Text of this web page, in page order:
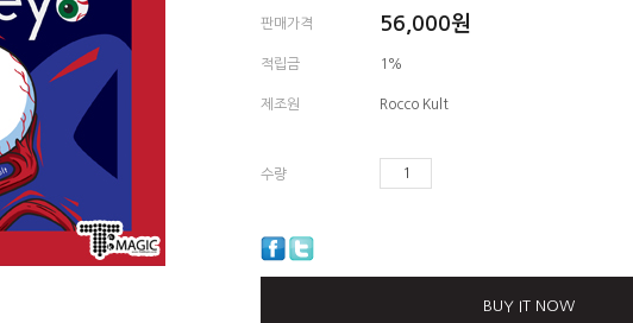
판매가격 56,000원
적립금 1%
제조원 Rocco Kult
수량
BUY IT NOW